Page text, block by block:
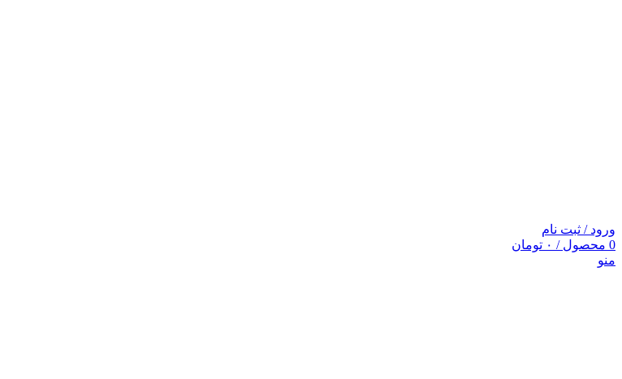
ورود / ثبت نام
0 محصول / ۰ تومان
منو